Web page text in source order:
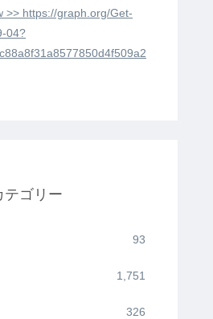
>> https://graph.org/Get-
04?
テゴリー
93
1,751
326